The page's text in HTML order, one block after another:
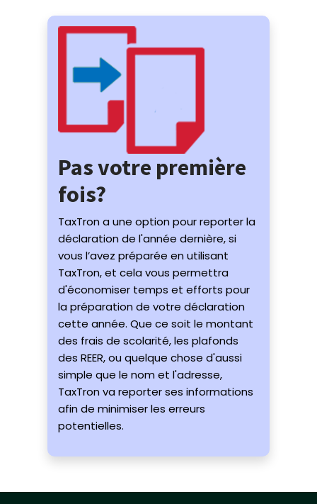
Pas votre première
fois?
TaxTron a une option pour reporter la
déclaration de l'année dernière, si
vous l’avez préparée en utilisant
TaxTron, et cela vous permettra
d'économiser temps et efforts pour
la préparation de votre déclaration
cette année. Que ce soit le montant
des frais de scolarité, les plafonds
des REER, ou quelque chose d'aussi
simple que le nom et l'adresse,
TaxTron va reporter ses informations
afin de minimiser les erreurs
potentielles.